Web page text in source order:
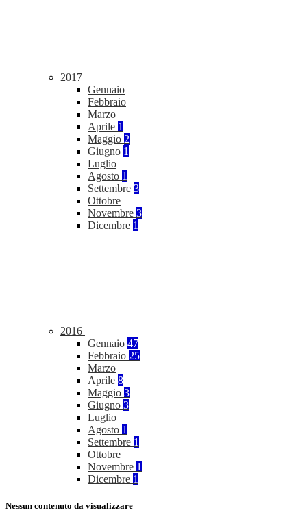
2017
Gennaio
Febbraio
Marzo
Aprile 1
Maggio 2
Giugno 1
Luglio
Agosto 1
Settembre 3
Ottobre
Novembre 3
Dicembre 1
2016
Gennaio 47
Febbraio 25
Marzo
Aprile 8
Maggio 3
Giugno 3
Luglio
Agosto 1
Settembre 1
Ottobre
Novembre 1
Dicembre 1
Nessun contenuto da visualizzare